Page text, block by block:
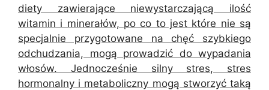
diety zawierające niewystarczającą ilość
witamin i minerałów, po co to jest które nie są
specjalnie przygotowane na chęć szybkiego
odchudzania, mogą prowadzić do wypadania
włosów. Jednocześnie silny stres, stres
hormonalny i metaboliczny mogą stworzyć taką